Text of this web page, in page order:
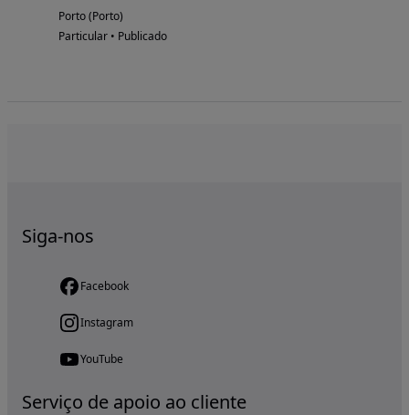
Porto (Porto)
Particular • Publicado
Siga-nos
Facebook
Instagram
YouTube
Serviço de apoio ao cliente